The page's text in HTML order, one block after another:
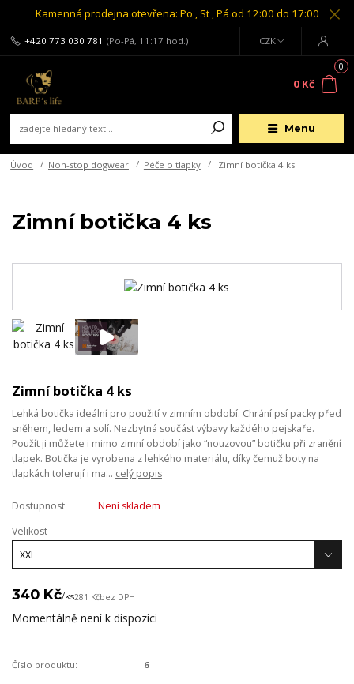
Kamenná prodejna otevřena: Po , St , Pá od 12:00 do 17:00
Menu
CZK
+420 773 030 781 (Po-Pá, 11:17 hod.)
0
0 Kč
Úvod Non-stop dogwear Péče o tlapky Zimní botička 4 ks
Zimní botička 4 ks
Zimní botička 4 ks
Lehká botička ideální pro použití v zimním období. Chrání psí packy před
sněhem, ledem a solí. Nezbytná součást výbavy každého pejskaře.
Použít ji můžete i mimo zimní období jako “nouzovou” botičku při zranění
tlapek. Botička je vyrobena z lehkého materiálu, díky čemuž boty na
tlapkách tolerují i ma... celý popis
Dostupnost
Není skladem
Velikost
340 Kč/ks281 Kčbez DPH
Momentálně není k dispozici
Číslo produktu: 6